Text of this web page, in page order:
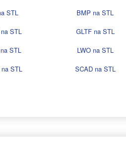
STL BMP na STL
STL GLTF na STL
STL LWO na STL
STL SCAD na STL